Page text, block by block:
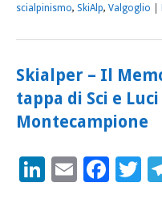
scialpinismo, SkiAlp, Valgoglio
Skialper – Il
tappa di Sci e
Montecampione
LinkedIn
Email